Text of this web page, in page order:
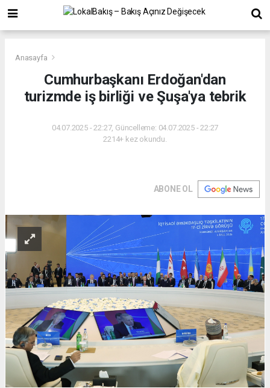
Anasayfa
Cumhurbaşkanı Erdoğan'dan
turizmde iş birliği ve Şuşa'ya tebrik
04.07.2025 - 22:27, Güncelleme: 04.07.2025 - 22:27
2214+ kez okundu.
ABONE OL